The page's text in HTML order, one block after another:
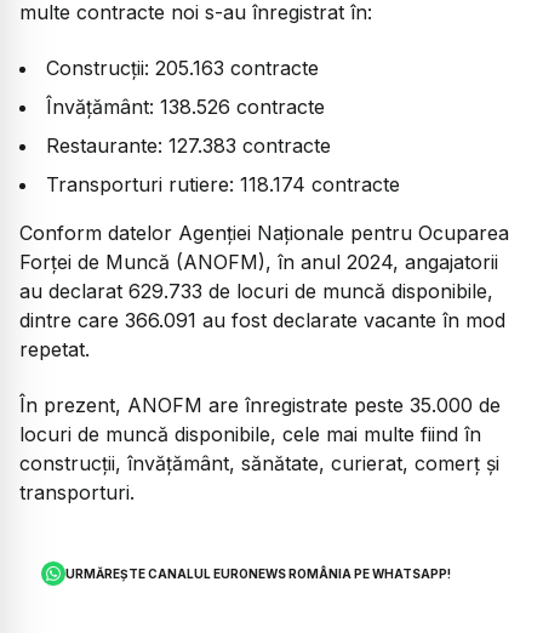
multe contracte noi s-au înregistrat în:
Construcții: 205.163 contracte
Învățământ: 138.526 contracte
Restaurante: 127.383 contracte
Transporturi rutiere: 118.174 contracte
Conform datelor Agenției Naționale pentru Ocuparea
Forței de Muncă (ANOFM), în anul 2024, angajatorii
au declarat 629.733 de locuri de muncă disponibile,
dintre care 366.091 au fost declarate vacante în mod
repetat.
În prezent, ANOFM are înregistrate peste 35.000 de
locuri de muncă disponibile, cele mai multe fiind în
construcții, învățământ, sănătate, curierat, comerț și
transporturi.
URMĂREȘTE CANALUL EURONEWS ROMÂNIA PE WHATSAPP!